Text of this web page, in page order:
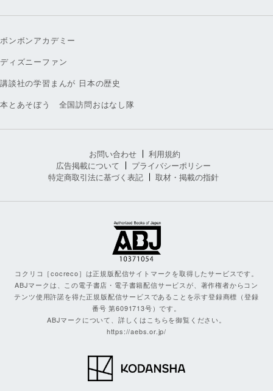
ボンボンアカデミー
ディズニーファン
講談社の学習まんが 日本の歴史
本とあそぼう 全国訪問おはなし隊
お問い合わせ
利用規約
広告掲載について
プライバシーポリシー
特定商取引法に基づく表記
取材・掲載の指針
コクリコ［cocreco］は正規版配信サイトマークを取得したサービスです。
ABJマークは、この電子書店・電子書籍配信サービスが、著作権者からコン
テンツ使用許諾を得た正規版配信サービスであることを示す登録商標（登録
番号 第6091713号）です。
ABJマークについて、詳しくはこちらを御覧ください。
https://aebs.or.jp/